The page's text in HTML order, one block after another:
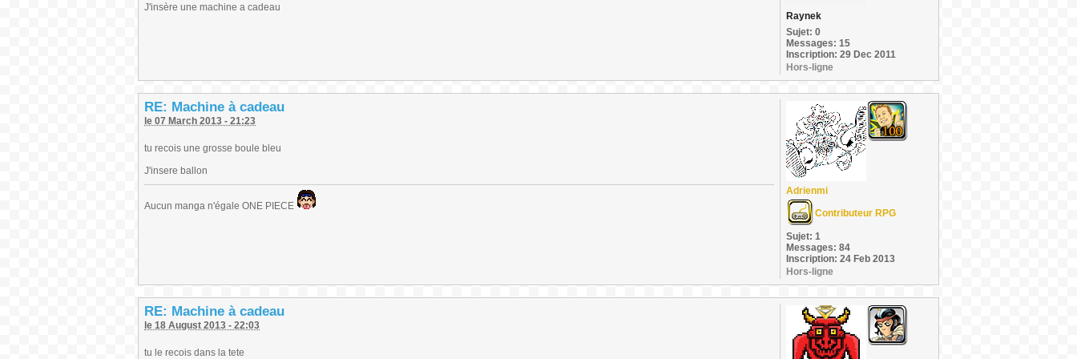
J'insère une machine a cadeau
Raynek
Sujet: 0
Messages: 15
Inscription: 29 Dec 2011
Hors-ligne
RE: Machine à cadeau
le 07 March 2013 - 21:23
tu recois une grosse boule bleu
J'insere ballon
Aucun manga n'égale ONE PIECE
Adrienmi
Contributeur RPG
Sujet: 1
Messages: 84
Inscription: 24 Feb 2013
Hors-ligne
RE: Machine à cadeau
le 18 August 2013 - 22:03
tu le recois dans la tete